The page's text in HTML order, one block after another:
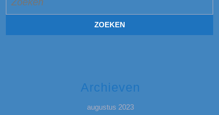
naar:
Archieven
augustus 2023